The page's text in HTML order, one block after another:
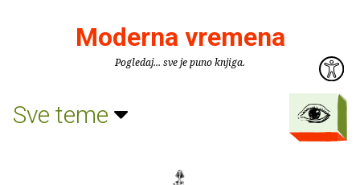
Moderna vremena
Pogledaj... sve je puno knjiga.
Sve teme